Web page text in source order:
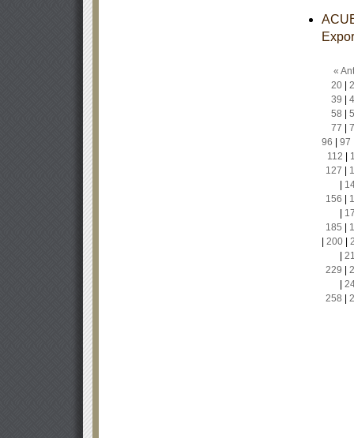
«
20|
39
58
77
96
97
112
127
156
185
200|
229
258